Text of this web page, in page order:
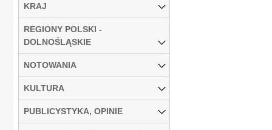
KRAJ
REGIONY POLSKI -
DOLNOŚLĄSKIE
NOTOWANIA
KULTURA
PUBLICYSTYKA, OPINIE